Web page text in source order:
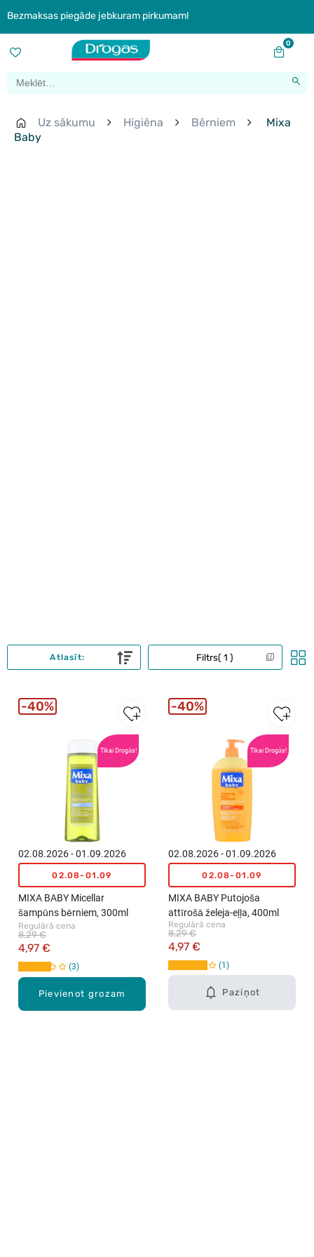
Bezmaksas piegāde jebkuram pirkumam!
0
Uz sākumu Higiēna Bērniem
Mixa
Baby
Filtrs 1
Atlasīt:
Tikai Drogās!
Pievienot grozam
02.08.2026 - 01.09.2026
02.08-01.09
MIXA BABY Micellar
šampūns bērniem, 300ml
Regulārā cena
4,97 €
8,29 €
3
40%
Tikai Drogās!
Paziņot
02.08.2026 - 01.09.2026
02.08-01.09
MIXA BABY Putojoša
attīrošā želeja-eļļa, 400ml
Regulārā cena
4,97 €
8,29 €
1
40%